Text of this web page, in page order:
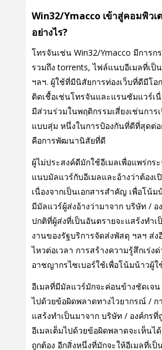
Win32/Ymacco เข้าสู่คอมพิว
อย่างไร?
โทรจันเช่น Win32/Ymacco มีการก
รวมถึง torrents, ไฟล์แนบอีเมลที่เ
ฯลฯ. ผู้ใช้ที่มีนิสัยการท่องเว็บที่ดีมีโอ
ติดเชื้อเช่นโทรจันและแรนซัมแวร์เนื่
มีส่วนร่วมในพฤติกรรมเสี่ยงเช่นการ
แบบสุ่ม หนึ่งในการป้องกันที่ดีที่สุดต่
คือการพัฒนานิสัยที่ดี
ผู้ไม่ประสงค์ดีมักใช้อีเมลเพื่อแพร่กร
แนบมัลแวร์กับอีเมลและอ้างว่าต้อง
เนื่องจากเป็นเอกสารสําคัญ เพื่อโน้
มีมัลแวร์ผู้ส่งอ้างว่ามาจาก บริษัท / อ
ปกติที่ผู้ส่งที่เป็นอันตรายจะแสร้งทําเ
งานของรัฐบริการจัดส่งพัสดุ ฯลฯ ส่ง
ไหวต่อเวลา การสร้างความรู้สึกเร่ง
อาชญากรไซเบอร์ใช้เพื่อโน้มน้าวผู้ใ
อีเมลที่มีมัลแวร์มักจะค่อนข้างชัดเจ
ไปด้วยข้อผิดพลาดทางไวยากรณ์ / ก
แสร้งทําเป็นมาจาก บริษัท / องค์กรที่
อีเมลเต็มไปด้วยข้อผิดพลาดจะเห็นไ
ถูกต้อง อีกสิ่งหนึ่งที่มักจะให้อีเมลที่เ